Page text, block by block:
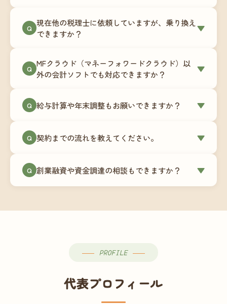
リプション型の料金体系を実現しています。年間
コストが事前にわかるので、資金繰りの見通しも
は営利法人とは会計基準や監査要件が異なるた
め、別途お見積りとなります。まずはお気軽にご
Q 現在他の税理士に依頼していますが、乗り換え
できますか？
▼
ます。前任の税理士事務所との連携や、過去の帳
簿データの移行もお手伝いします。決算期のタイ
での変更も対応可能です。
Q MFクラウド（マネーフォワードクラウド）以
外の会計ソフトでも対応できますか？
▼
供しています。これから会計ソフトを導入される
します。freee・弥生会計等をご利用中の場合は、
Q 給与計算や年末調整もお願いできますか？ ▼
怠集計あり／5名まで）は月額15,000円〜、年末調
す。人数が増える場合は別途お見積りします。
Q 契約までの流れを教えてください。 ▼
（30〜60分）でご事業内容・ご要望のヒアリング
→ ③お見積り・ご契約 → ④MFクラウドの初期設
談から契約まで費用は発生しませんので、お気軽
Q 創業融資や資金調達の相談もできますか？ ▼
PROFILE
代表プロフィール